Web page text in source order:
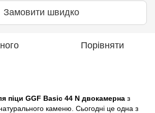
Замовити швидко
Порівняти
піци GGF Basic 44 N двокамерна з
каменю. Сьогодні це одна з